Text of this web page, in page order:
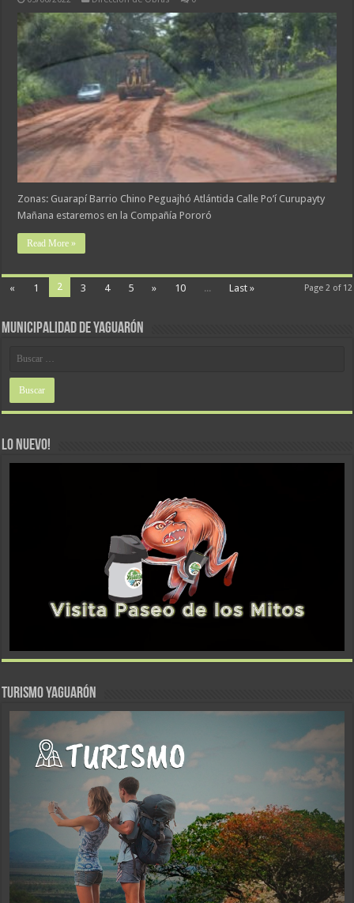
Zonas: Guarapí Barrio Chino Peguajhó Atlántida Calle Po’í Curupayty
Mañana estaremos en la Compañía Pororó
Read More »
Page 2 of 12
« 1 2 3 4 5 » 10 ... Last »
MUNICIPALIDAD DE YAGUARÓN
LO NUEVO!
TURISMO YAGUARÓN